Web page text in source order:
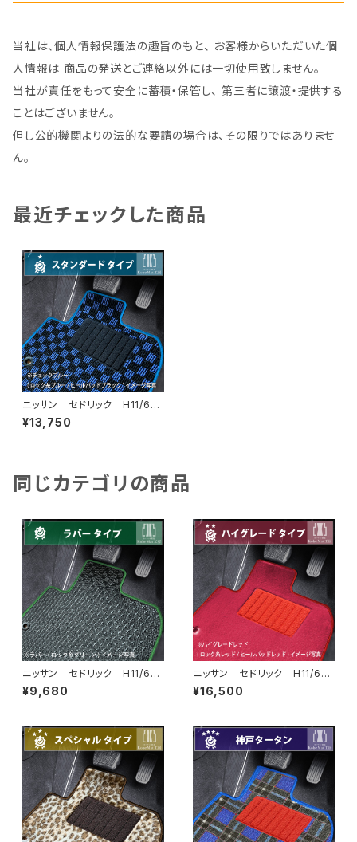
当社は、個人情報保護法の趣旨のもと、 お客様からいただいた個
人情報は 商品の発送とご連絡以外には一切使用致しません。
当社が責任をもって安全に蓄積・保管し、 第三者に譲渡・提供する
ことはございません。
但し公的機関よりの法的な要請の場合は、その限りではありませ
ん。
最近チェックした商品
ニッサン セドリック H11/6〜
H16/10 Y34系 フロアマット
一式 カーマット スタンダード
¥13,750
同じカテゴリの商品
ニッサン セドリック H11/6〜
H16/10 Y34系 フロアマット
一式 カーマット 防水 ラバ
¥9,680
ニッサン セドリック H11/6〜
H16/10 Y34系 フロアマット
一式 カーマット ハイグレー
¥16,500